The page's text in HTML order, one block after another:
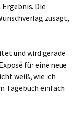
Die
zusagt,
und wird gerade
für eine neue
weiß, wie ich
Tagebuch einfach